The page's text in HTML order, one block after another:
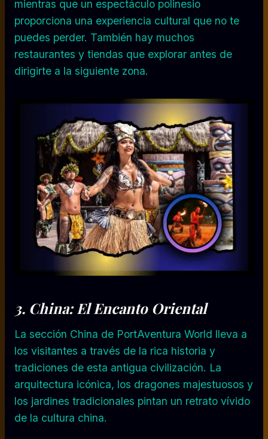
mientras que un espectáculo polinesio
proporciona una experiencia cultural que no te
puedes perder. También hay muchos
restaurantes y tiendas que explorar antes de
dirigirte a la siguiente zona.
3. China: El Encanto Oriental
La sección China de PortAventura World lleva a
los visitantes a través de la rica historia y
tradiciones de esta antigua civilización. La
arquitectura icónica, los dragones majestuosos y
los jardines tradicionales pintan un retrato vívido
de la cultura china.